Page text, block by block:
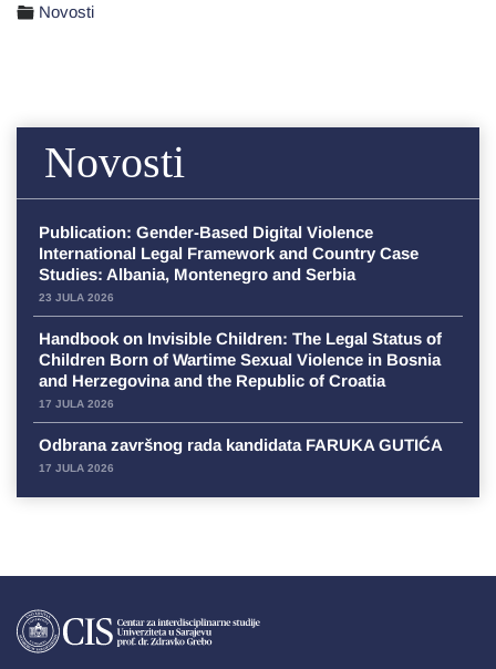
Novosti
Novosti
Publication: Gender-Based Digital Violence
International Legal Framework and Country Case
Studies: Albania, Montenegro and Serbia
23 JULA 2026
Handbook on Invisible Children: The Legal Status of
Children Born of Wartime Sexual Violence in Bosnia
and Herzegovina and the Republic of Croatia
17 JULA 2026
Odbrana završnog rada kandidata FARUKA GUTIĆA
17 JULA 2026